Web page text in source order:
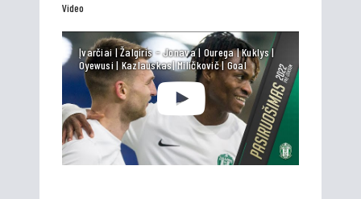
Video
Įvarčiai | Žalgiris - Jonava | Ourega | Kuklys |
Oyewusi | Kazlauskas| Miličkovič | Goal